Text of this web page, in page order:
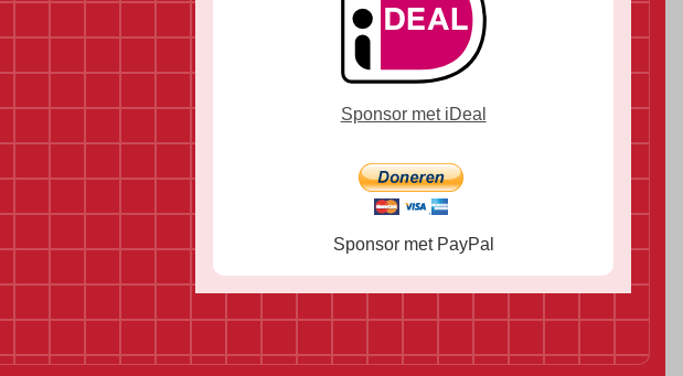
Sponsor met iDeal
Sponsor met PayPal